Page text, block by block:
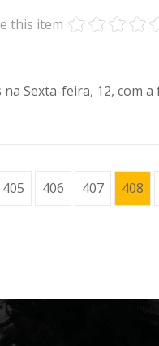
this item
Sexta-feira, 12, com
405 406 407 408